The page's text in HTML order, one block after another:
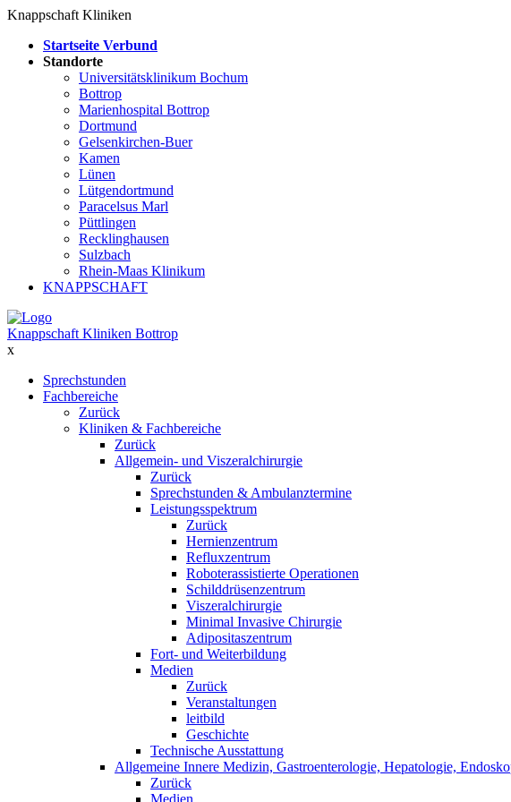
Knappschaft Kliniken
Startseite Verbund
Standorte
Universitätsklinikum Bochum
Bottrop
Marienhospital Bottrop
Dortmund
Gelsenkirchen-Buer
Kamen
Lünen
Lütgendortmund
Paracelsus Marl
Püttlingen
Recklinghausen
Sulzbach
Rhein-Maas Klinikum
KNAPPSCHAFT
Knappschaft Kliniken Bottrop
x
Sprechstunden
Fachbereiche
Zurück
Kliniken & Fachbereiche
Zurück
Allgemein- und Viszeralchirurgie
Zurück
Sprechstunden & Ambulanztermine
Leistungsspektrum
Zurück
Hernienzentrum
Refluxzentrum
Roboterassistierte Operationen
Schilddrüsenzentrum
Viszeralchirurgie
Minimal Invasive Chirurgie
Adipositaszentrum
Fort- und Weiterbildung
Medien
Zurück
Veranstaltungen
leitbild
Geschichte
Technische Ausstattung
Allgemeine Innere Medizin, Gastroenterologie, Hepatologie,
Zurück
Medien